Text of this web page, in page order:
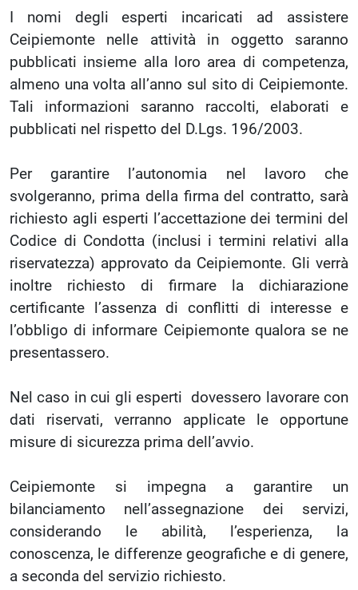
I nomi degli esperti incaricati ad assistere
Ceipiemonte nelle attività in oggetto saranno
pubblicati insieme alla loro area di competenza,
almeno una volta all’anno sul sito di Ceipiemonte.
Tali informazioni saranno raccolti, elaborati e
pubblicati nel rispetto del D.Lgs. 196/2003.
Per garantire l’autonomia nel lavoro che
svolgeranno, prima della firma del contratto, sarà
richiesto agli esperti l’accettazione dei termini del
Codice di Condotta (inclusi i termini relativi alla
riservatezza) approvato da Ceipiemonte. Gli verrà
inoltre richiesto di firmare la dichiarazione
certificante l’assenza di conflitti di interesse e
l’obbligo di informare Ceipiemonte qualora se ne
presentassero.
Nel caso in cui gli esperti dovessero lavorare con
dati riservati, verranno applicate le opportune
misure di sicurezza prima dell’avvio.
Ceipiemonte si impegna a garantire un
bilanciamento nell’assegnazione dei servizi,
considerando le abilità, l’esperienza, la
conoscenza, le differenze geografiche e di genere,
a seconda del servizio richiesto.